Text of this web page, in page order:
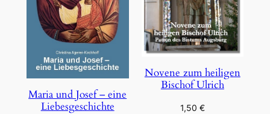
Maria und Josef – eine
Liebesgeschichte
Novene zum heiligen
Bischof Ulrich
1,50 €